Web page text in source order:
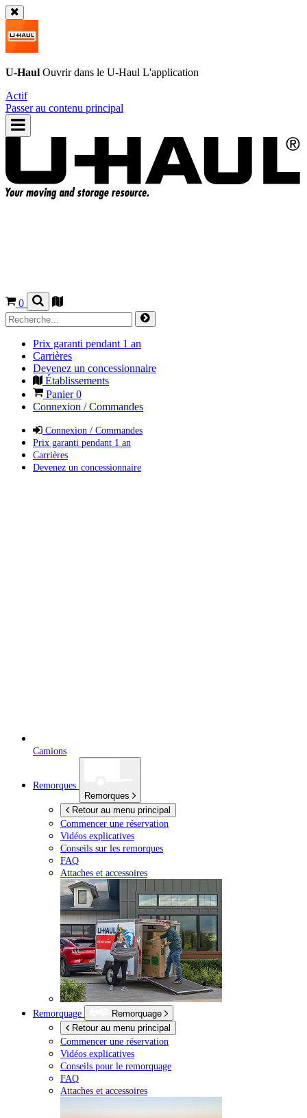
U-Haul Ouvrir dans le U-Haul L'application
Actif
Passer au contenu principal
0
Prix garanti pendant 1 an
Carrières
Devenez un concessionnaire
Établissements
Panier0
Connexion / Commandes
Connexion / Commandes
Prix garanti pendant 1 an
Carrières
Devenez un concessionnaire
Camions
Remorques
Remorques
Retour au menu principal
Commencer une réservation
Vidéos explicatives
Conseils sur les remorques
FAQ
Attaches et accessoires
Remorquage
Remorquage
Retour au menu principal
Commencer une réservation
Vidéos explicatives
Conseils pour le remorquage
FAQ
Attaches et accessoires